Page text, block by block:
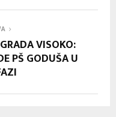
VISOKO:
PŠ GODUŠA U